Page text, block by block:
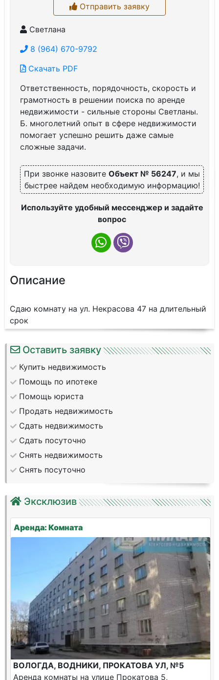
Отправить заявку
Светлана
8 (964) 670-9792
Скачать PDF
Ответственность, порядочность, скорость и
грамотность в решении поиска по аренде
недвижимости - сильные стороны Светланы.
Б. многолетний опыт в сфере недвижимости
помогает успешно решить даже самые
сложные задачи.
При звонке назовите Объект № 56247, и мы
быстрее найдем необходимую информацию!
Используйте удобный мессенджер и задайте
вопрос
Описание
Сдаю комнату на ул. Некрасова 47 на длительный
срок
Оставить заявку
Купить недвижимость
Помощь по ипотеке
Помощь юриста
Продать недвижимость
Сдать недвижимость
Сдать посуточно
Снять недвижимость
Снять посуточно
Эксклюзив
Аренда: Комната
ВОЛОГДА, ВОДНИКИ, ПРОКАТОВА УЛ, №5
Аренда комнаты на улице Прокатова 5,